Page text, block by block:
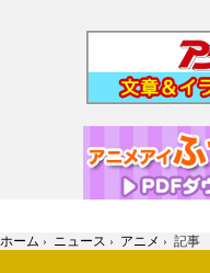
ホーム › ニュース › アニメ › 記事